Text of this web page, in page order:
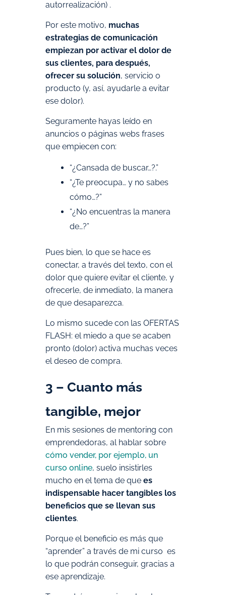
autorrealización) .
Por este motivo, muchas
estrategias de comunicación
empiezan por activar el dolor de
sus clientes, para después,
ofrecer su solución, servicio o
producto (y, así, ayudarle a evitar
ese dolor).
Seguramente hayas leído en
anuncios o páginas webs frases
que empiecen con:
“¿Cansada de buscar…?.”
“¿Te preocupa… y no sabes
cómo…?”
“¿No encuentras la manera
de…?”
Pues bien, lo que se hace es
conectar, a través del texto, con el
dolor que quiere evitar el cliente, y
ofrecerle, de inmediato, la manera
de que desaparezca.
Lo mismo sucede con las OFERTAS
FLASH: el miedo a que se acaben
pronto (dolor) activa muchas veces
el deseo de compra.
3 – Cuanto más
tangible, mejor
En mis sesiones de mentoring con
emprendedoras, al hablar sobre
cómo vender, por ejemplo, un
curso online, suelo insistirles
mucho en el tema de que es
indispensable hacer tangibles los
beneficios que se llevan sus
clientes.
Porque el beneficio es más que
“aprender” a través de mi curso es
lo que podrán conseguir, gracias a
ese aprendizaje.